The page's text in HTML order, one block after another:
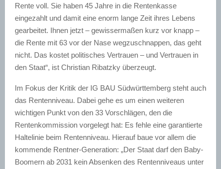
Rente voll. Sie haben 45 Jahre in die Rentenkasse
eingezahlt und damit eine enorm lange Zeit ihres Lebens
gearbeitet. Ihnen jetzt – gewissermaßen kurz vor knapp –
die Rente mit 63 vor der Nase wegzuschnappen, das geht
nicht. Das kostet politisches Vertrauen – und Vertrauen in
den Staat“, ist Christian Ribatzky überzeugt.
Im Fokus der Kritik der IG BAU Südwürttemberg steht auch
das Rentenniveau. Dabei gehe es um einen weiteren
wichtigen Punkt von den 33 Vorschlägen, den die
Rentenkommission vorgelegt hat: Es fehle eine garantierte
Haltelinie beim Rentenniveau. Hierauf baue vor allem die
kommende Rentner-Generation: „Der Staat darf den Baby-
Boomern ab 2031 kein Absenken des Rentenniveaus unter